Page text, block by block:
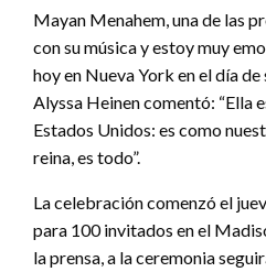
Mayan Menahem, una de las
con su música y estoy muy
hoy en Nueva York en el día de
Alyssa Heinen comentó: “Ella
Estados Unidos: es como
reina, es todo”.
La celebración comenzó el
para 100 invitados en el
la prensa, a la ceremonia